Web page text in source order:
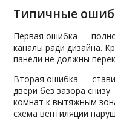
Типичные
Первая ошибка —
каналы ради дизайна.
панели не должны
Вторая ошибка —
двери без зазора
комнат к вытяжным
схема вентиляции